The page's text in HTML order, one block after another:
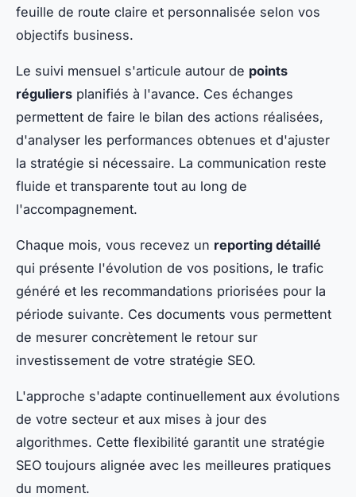
feuille de route claire et personnalisée selon vos
objectifs business.
Le suivi mensuel s'articule autour de points
réguliers planifiés à l'avance. Ces échanges
permettent de faire le bilan des actions réalisées,
d'analyser les performances obtenues et d'ajuster
la stratégie si nécessaire. La communication reste
fluide et transparente tout au long de
l'accompagnement.
Chaque mois, vous recevez un reporting détaillé
qui présente l'évolution de vos positions, le trafic
généré et les recommandations priorisées pour la
période suivante. Ces documents vous permettent
de mesurer concrètement le retour sur
investissement de votre stratégie SEO.
L'approche s'adapte continuellement aux évolutions
de votre secteur et aux mises à jour des
algorithmes. Cette flexibilité garantit une stratégie
SEO toujours alignée avec les meilleures pratiques
du moment.